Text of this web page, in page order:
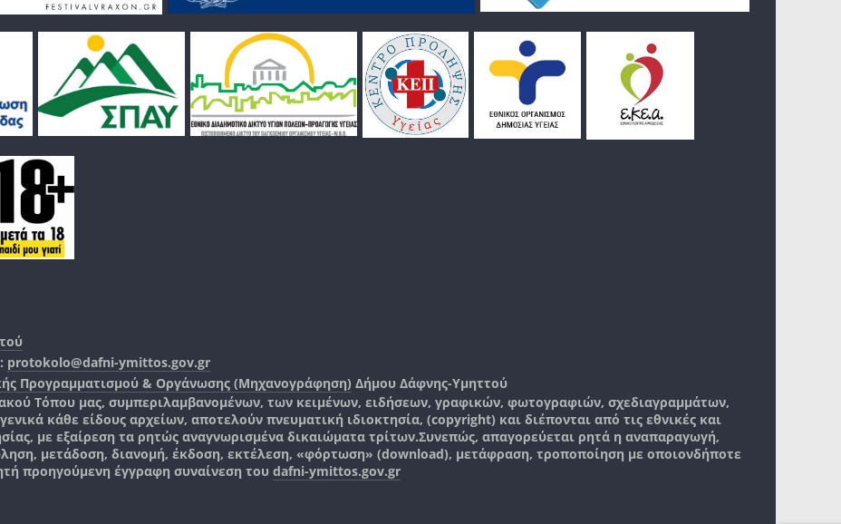
protokolo@dafni-ymittos.gov.gr
Προγραμματισμού & Οργάνωσης (Μηχανογράφηση) Δήμου Δάφνης-Υμηττού
Τόπου μας, συμπεριλαμβανομένων, των κειμένων, ειδήσεων, γραφικών, φωτογραφιών, σχεδιαγραμμάτων,
κάθε είδους αρχείων, αποτελούν πνευματική ιδιοκτησία, (copyright) και διέπονται από τις εθνικές και
με εξαίρεση τα ρητώς αναγνωρισμένα δικαιώματα τρίτων.Συνεπώς, απαγορεύεται ρητά η αναπαραγωγή,
μετάδοση, διανομή, έκδοση, εκτέλεση, «φόρτωση» (download), μετάφραση, τροποποίηση με οποιονδήποτε
προηγούμενη έγγραφη συναίνεση του dafni-ymittos.gov.gr